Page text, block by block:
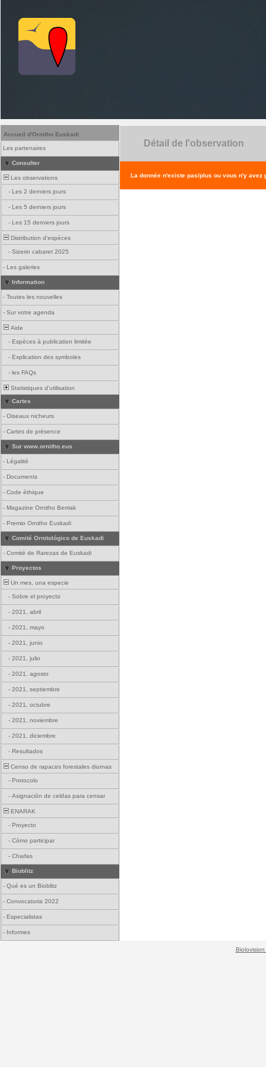
Accueil d'Ornitho Euskadi
Les partenaires
Consulter
Les observations
- Les 2 derniers jours
- Les 5 derniers jours
- Les 15 derniers jours
Distribution d'espèces
- Sizerin cabaret 2025
- Les galeries
Information
- Toutes les nouvelles
- Sur votre agenda
Aide
- Espèces à publication limitée
- Explication des symboles
- les FAQs
Statistiques d'utilisation
Cartes
- Oiseaux nicheurs
- Cartes de présence
Sur www.ornitho.eus
- Légalité
- Documents
- Code éthique
- Magazine Ornitho Berriak
- Premio Ornitho Euskadi
Comité Ornitológico de Euskadi
- Comité de Rarezas de Euskadi
Proyectos
Un mes, una especie
- Sobre el proyecto
- 2021, abril
- 2021, mayo
- 2021, junio
- 2021, julio
- 2021, agosto
- 2021, septiembre
- 2021, octubre
- 2021, noviembre
- 2021, diciembre
- Resultados
Censo de rapaces forestales diurnas
- Protocolo
- Asignación de celdas para censar
ENARAK
- Proyecto
- Cómo participar
- Charlas
Bioblitz
- Qué es un Bioblitz
- Convocatoria 2022
- Especialistas
- Informes
Détail de l'observation
La donnée n'existe pas/plus ou vous n'y avez
Biolovision